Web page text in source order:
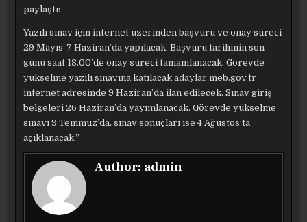
paylaştı:
Yazılı sınav için internet üzerinden başvuru ve onay süreci
29 Mayıs-7 Haziran’da yapılacak. Başvuru tarihinin son
günü saat 18.00’de onay süreci tamamlanacak. Görevde
yükselme yazılı sınavına katılacak adaylar meb.gov.tr
internet adresinde 9 Haziran’da ilan edilecek. Sınav giriş
belgeleri 26 Haziran’da yayımlanacak. Görevde yükselme
sınavı 9 Temmuz’da, sınav sonuçları ise 4 Ağustos’ta
açıklanacak.”
Author: admin